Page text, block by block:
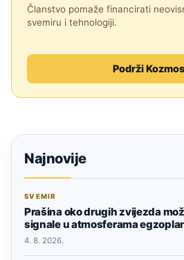
Članstvo pomaže financirati
svemiru i tehnologiji.
Podrži Kozmos
Najnovije
SVEMIR
Prašina oko drugih zvijezda
signale u atmosferama
4. 8. 2026.